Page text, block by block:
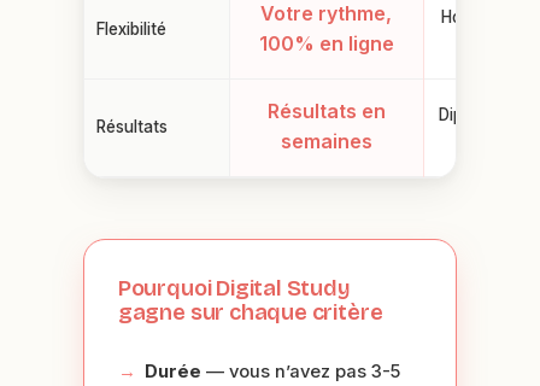
Flexibilité
Votre rythme,
100% en ligne
Horaires
Résultats
Résultats en
semaines
Diplôme en
Pourquoi Digital Study
gagne sur chaque critère
Durée — vous n’avez pas 3-5